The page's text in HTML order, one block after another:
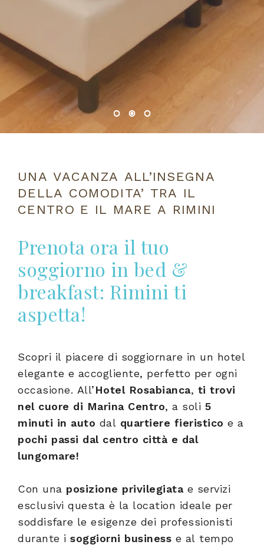
UNA VACANZA ALL’INSEGNA
DELLA COMODITA’ TRA IL
CENTRO E IL MARE A RIMINI
Prenota ora il tuo
soggiorno in bed &
breakfast: Rimini ti
aspetta!
Scopri il piacere di soggiornare in un hotel
elegante e accogliente, perfetto per ogni
occasione. All’Hotel Rosabianca, ti trovi
nel cuore di Marina Centro, a soli 5
minuti in auto dal quartiere fieristico e a
pochi passi dal centro città e dal
lungomare!
Con una posizione privilegiatae servizi
esclusivi questa è la location ideale per
soddisfare le esigenze dei professionisti
durante i soggiorni business e al tempo
forniti nei limiti risultanti dalla legge sulla privacy.
VOGLIO RICEVERE OFFERTE ESCLUSIVE!
Invia Richiesta